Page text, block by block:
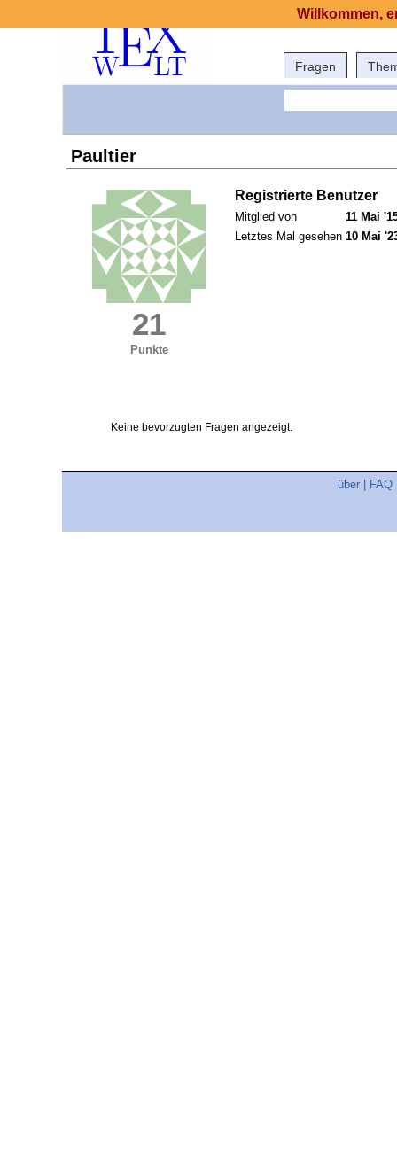
Fragen
Paultier
21
Punkte
Registrierte Benutzer
Mitglied von
11 Mai
Letztes Mal gesehen 10 Mai
Keine bevorzugten Fragen angezeigt.
über FAQ
Willkommen,